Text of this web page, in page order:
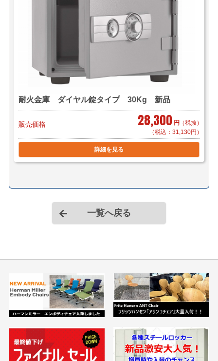
耐火金庫 ダイヤル錠タイプ 30Kg 新品
販売価格 28,300 円 （税抜）
（税込：31,130円）
詳細を見る
一覧へ戻る